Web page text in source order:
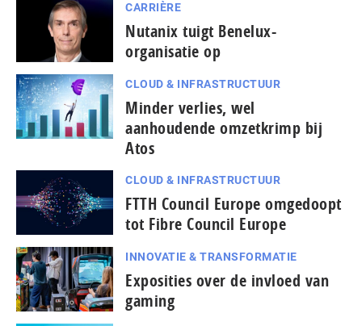
CARRIÈRE
Nutanix tuigt Benelux-
organisatie op
CLOUD & INFRASTRUCTUUR
Minder verlies, wel
aanhoudende omzetkrimp bij
Atos
CLOUD & INFRASTRUCTUUR
FTTH Council Europe omgedoopt
tot Fibre Council Europe
INNOVATIE & TRANSFORMATIE
Exposities over de invloed van
gaming